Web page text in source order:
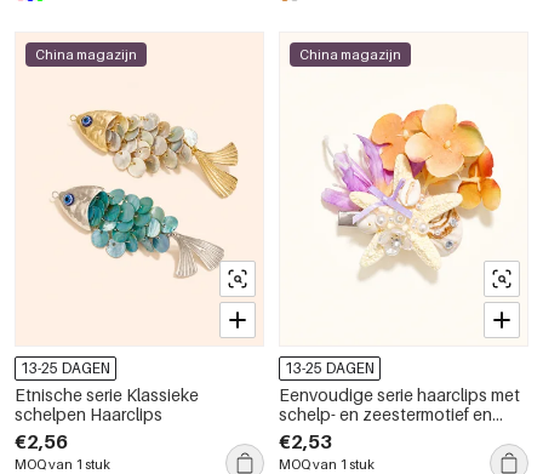
China magazijn
13-25 DAGEN
Etnische serie Klassieke
schelpen Haarclips
€2,56
MOQ van 1 stuk
China magazijn
13-25 DAGEN
Eenvoudige serie haarclips met
schelp- en zeestermotief en
imitatieparels
€2,53
MOQ van 1 stuk